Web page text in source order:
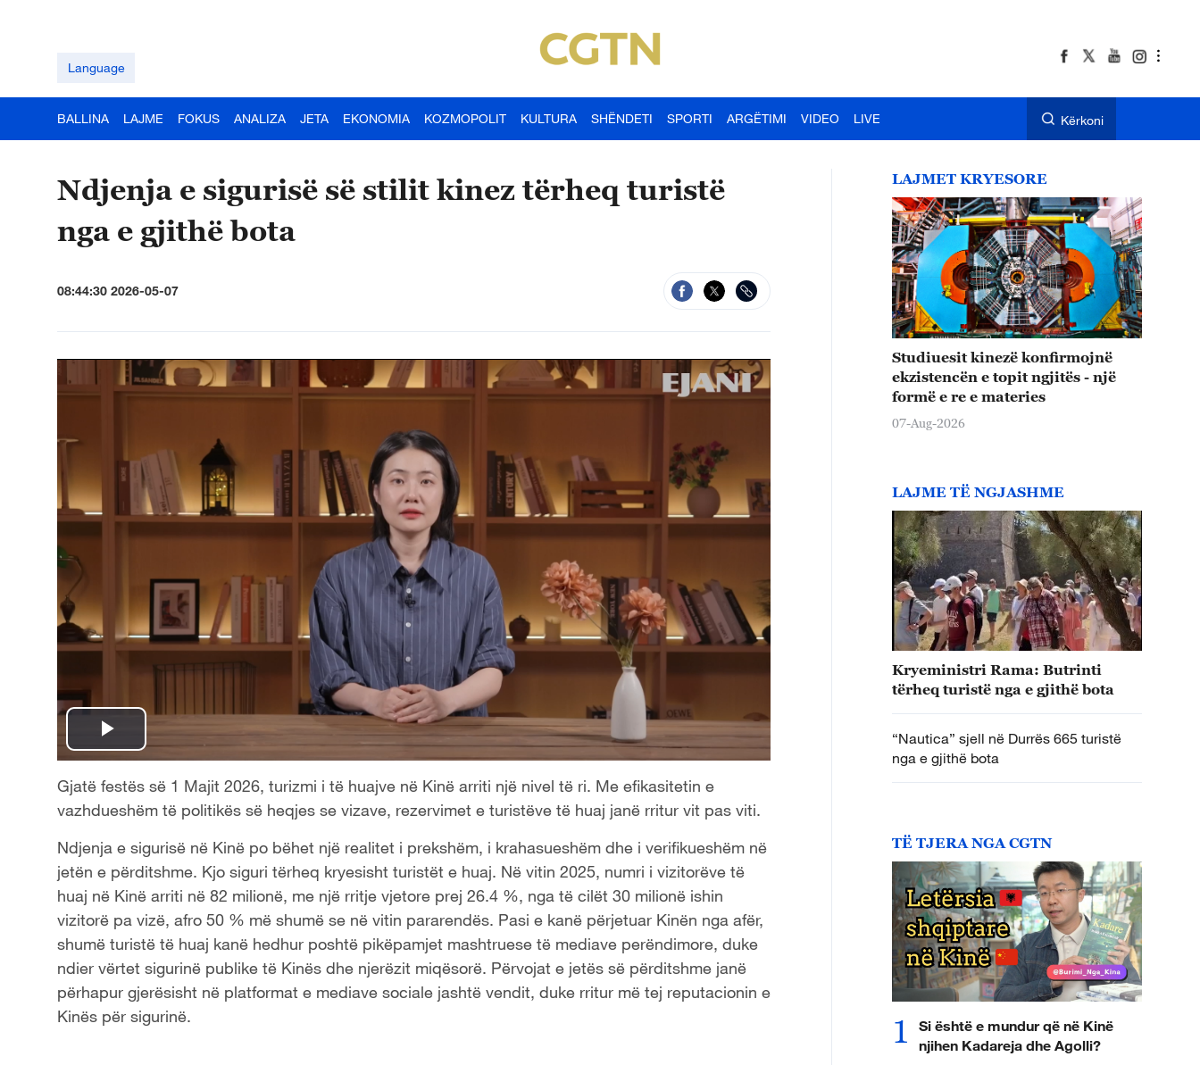
Language
BALLINA LAJME FOKUS ANALIZA JETA EKONOMIA KOZMOPOLIT KULTURA SHËNDETI SPORTI ARGËTIMI VIDEO LIVE Kërkoni
Ndjenja e sigurisë së stilit kinez tërheq turistë
nga e gjithë bota
08:44:30 2026-05-07
P
l
y
V
i
d
e
Gjatë festës së 1 Majit 2026, turizmi i të huajve në Kinë arriti një nivel të ri. Me efikasitetin e
vazhdueshëm të politikës së heqjes se vizave, rezervimet e turistëve të huaj janë rritur vit pas viti.
Ndjenja e sigurisë në Kinë po bëhet një realitet i prekshëm, i krahasueshëm dhe i verifikueshëm në
jetën e përditshme. Kjo siguri tërheq kryesisht turistët e huaj. Në vitin 2025, numri i vizitorëve të
huaj në Kinë arriti në 82 milionë, me një rritje vjetore prej 26.4 %, nga të cilët 30 milionë ishin
vizitorë pa vizë, afro 50 % më shumë se në vitin pararendës. Pasi e kanë përjetuar Kinën nga afër,
shumë turistë të huaj kanë hedhur poshtë pikëpamjet mashtruese të mediave perëndimore, duke
ndier vërtet sigurinë publike të Kinës dhe njerëzit miqësorë. Përvojat e jetës së përditshme janë
përhapur gjerësisht në platformat e mediave sociale jashtë vendit, duke rritur më tej reputacionin e
Kinës për sigurinë.
LAJMET KRYESORE
Studiuesit kinezë konfirmojnë
ekzistencën e topit ngjitës - një
formë e re e materies
07-Aug-2026
LAJME TË NGJASHME
Kryeministri Rama: Butrinti
tërheq turistë nga e gjithë bota
“Nautica” sjell në Durrës 665 turistë
nga e gjithë bota
TË TJERA NGA CGTN
1
Si është e mundur që në Kinë
njihen Kadareja dhe Agolli?